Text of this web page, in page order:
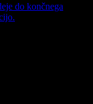
do končnega